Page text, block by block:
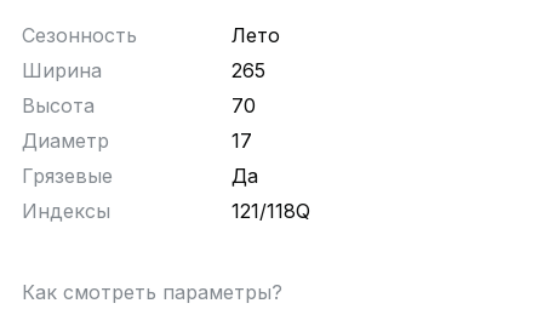
Сезонность
Лето
Ширина
265
Высота
70
Диаметр
17
Грязевые
Да
Индексы
121/118Q
Как смотреть параметры?